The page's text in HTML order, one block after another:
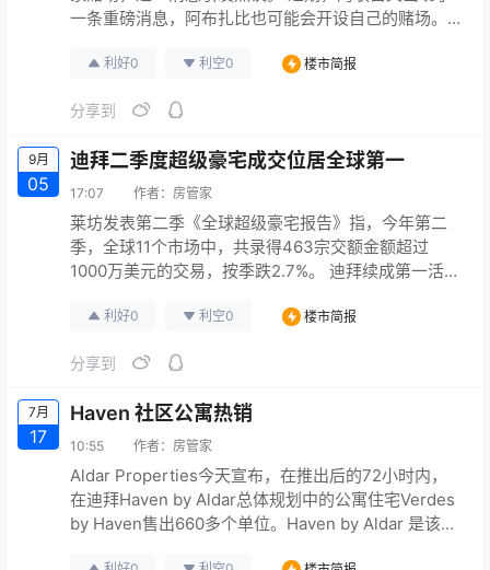
一条重磅消息，阿布扎比也可能会开设自己的赌场。
表示，希望我们能够在阿联酋首都拿到博彩牌照
露，但米高梅度假村已确认在阿联酋申请赌场牌照。
利好0 利空0 楼市简报
分享到
9月
05
迪拜二季度超级豪宅成交位居全球第一
17:07 作者： 房管家
莱坊发表第二季《全球超级豪宅报告》指，今年第二
季，全球11个市场中，共录得463宗交额金额超过
1000万美元的交易，按季跌2.7%。 迪拜续成第一活跃
以85宗交易，再次成为最活跃的超级豪宅市场，但交
季增24%；香港居第三位，录得61宗，按年增69%。
利好0 利空0 楼市简报
分享到
7月
17
Haven 社区公寓热销
10:55 作者： 房管家
Aldar Properties今天宣布，在推出后的72小时内，
在迪拜Haven by Aldar总体规划中的公寓住宅Verdes
by Haven售出660多个单位。Haven by Aldar 是该公